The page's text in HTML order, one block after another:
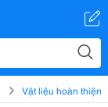
Vật liệu hoàn thiện